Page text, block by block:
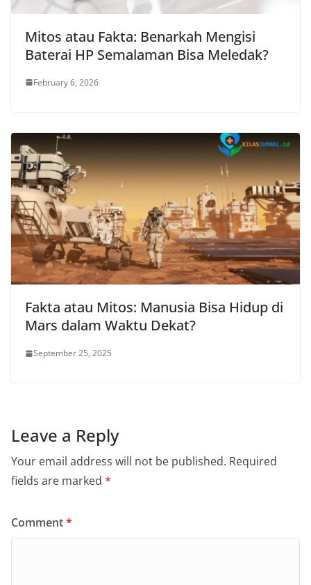
Mitos atau Fakta: Benarkah Mengisi
Baterai HP Semalaman Bisa Meledak?
February 6, 2026
Fakta atau Mitos: Manusia Bisa Hidup di
Mars dalam Waktu Dekat?
September 25, 2025
Leave a Reply
Your email address will not be published. Required
fields are marked *
Comment*